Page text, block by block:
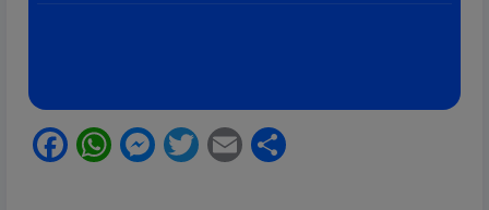
Facebook
WhatsApp
Messenger
Twitter
Email